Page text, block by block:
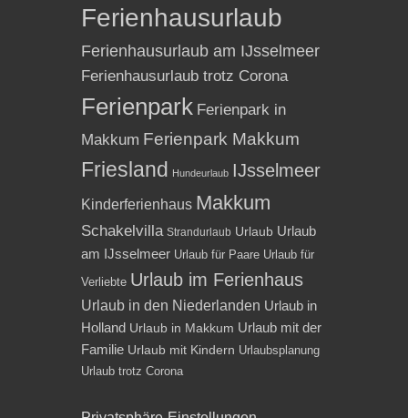
Ferienhausurlaub
Ferienhausurlaub am IJsselmeer
Ferienhausurlaub trotz Corona
Ferienpark Ferienpark in
Makkum Ferienpark Makkum
Friesland Hundeurlaub IJsselmeer
Kinderferienhaus Makkum
Schakelvilla Strandurlaub Urlaub Urlaub
am IJsselmeer Urlaub für Paare Urlaub für
Verliebte Urlaub im Ferienhaus
Urlaub in den Niederlanden Urlaub in
Holland Urlaub in Makkum Urlaub mit der
Familie Urlaub mit Kindern Urlaubsplanung
Urlaub trotz Corona